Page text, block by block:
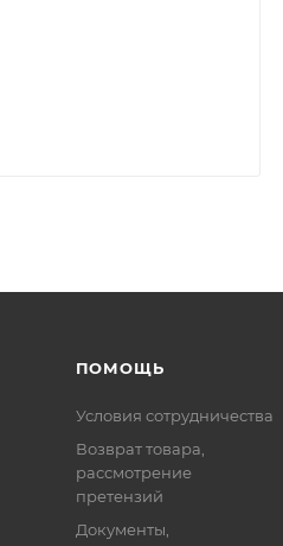
ПОМОЩЬ
Условия сотрудничества
Возврат товара,
рассмотрение
претензий
Документы,